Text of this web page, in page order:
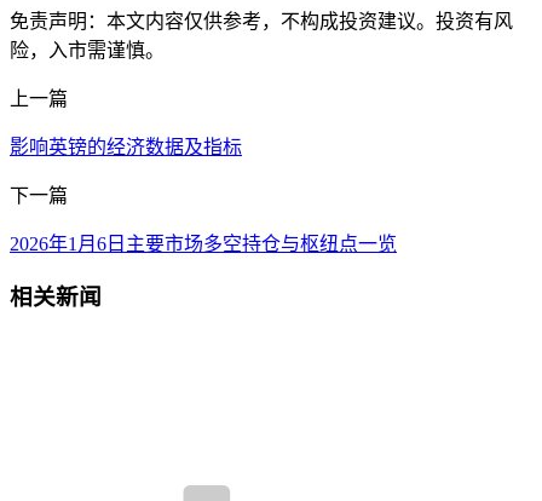
免责声明：本文内容仅供参考，不构成投资建议。投资有风
险，入市需谨慎。
上一篇
影响英镑的经济数据及指标
下一篇
2026年1月6日主要市场多空持仓与枢纽点一览
相关新闻